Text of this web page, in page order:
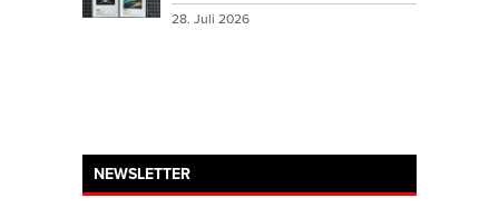
28. Juli 2026
NEWSLETTER